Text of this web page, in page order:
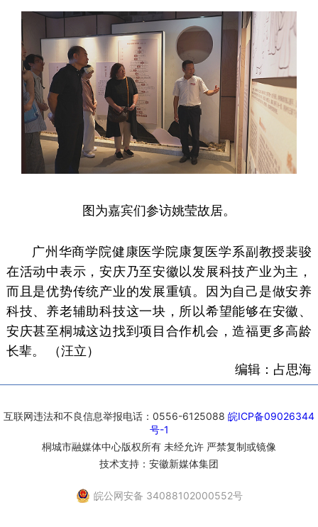
图为嘉宾们参访姚莹故居。
广州华商学院健康医学院康复医学系副教授裴骏
在活动中表示，安庆乃至安徽以发展科技产业为主，
而且是优势传统产业的发展重镇。因为自己是做安养
科技、养老辅助科技这一块，所以希望能够在安徽、
安庆甚至桐城这边找到项目合作机会，造福更多高龄
长辈。 （汪立）
编辑：占思海
互联网违法和不良信息举报电话：0556-6125088 皖ICP备09026344
号-1
桐城市融媒体中心版权所有 未经允许 严禁复制或镜像
技术支持：安徽新媒体集团
皖公网安备 34088102000552号